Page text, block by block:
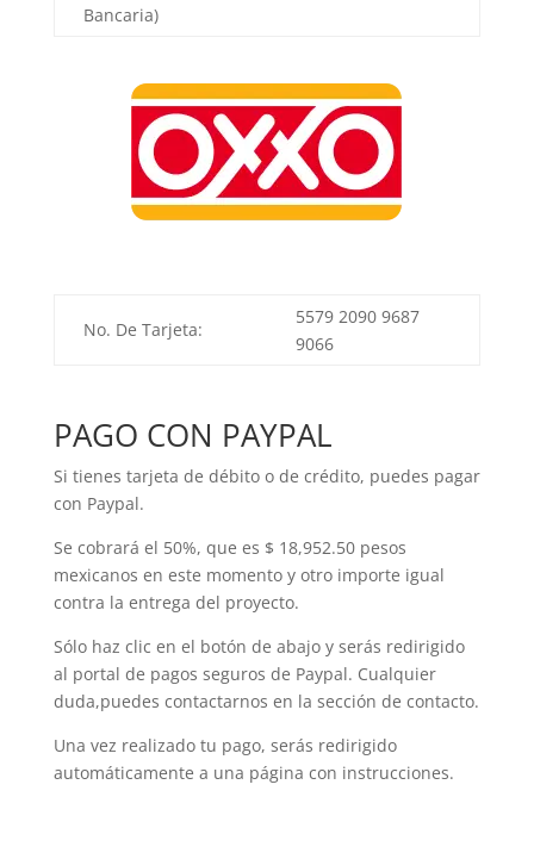
Bancaria)
No. De Tarjeta:
5579 2090 9687
9066
PAGO CON PAYPAL
Si tienes tarjeta de débito o de crédito, puedes pagar
con Paypal.
Se cobrará el 50%, que es $ 18,952.50 pesos
mexicanos en este momento y otro importe igual
contra la entrega del proyecto.
Sólo haz clic en el botón de abajo y serás redirigido
al portal de pagos seguros de Paypal. Cualquier
duda,puedes contactarnos en la sección de contacto.
Una vez realizado tu pago, serás redirigido
automáticamente a una página con instrucciones.